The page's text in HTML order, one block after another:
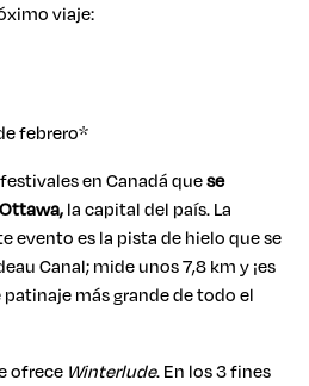
viaje:
febrero*
en Canadá quese
la capital del país. La
evento es la pista de hielo que se
Canal; mide unos 7,8 km y ¡es
más grande de todo el
ofrece Winterlude. En los 3 fines